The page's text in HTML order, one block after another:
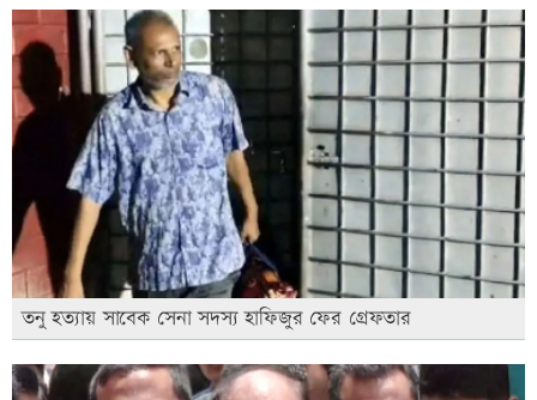
তনু হত্যায় সাবেক সেনা সদস্য হাফিজুর ফের গ্রেফতার